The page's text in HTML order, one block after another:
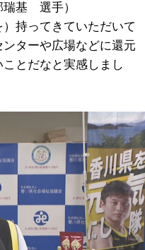
瑞基 選手）
）持ってきていただいて
ターや広場などに還元
とだなと実感しまし